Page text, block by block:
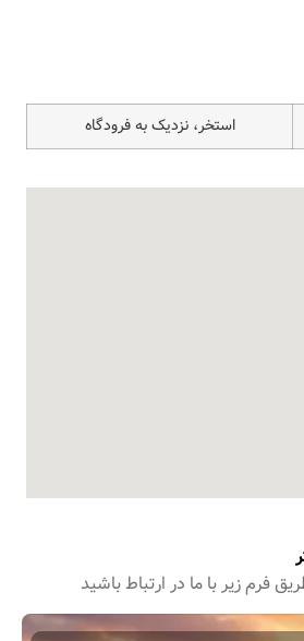
استخر، نزدیک به فرودگاه
فرم زیر با ما در ارتباط باشید